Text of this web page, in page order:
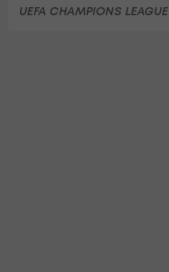
UEFA CHAMPIONS LEAGUE